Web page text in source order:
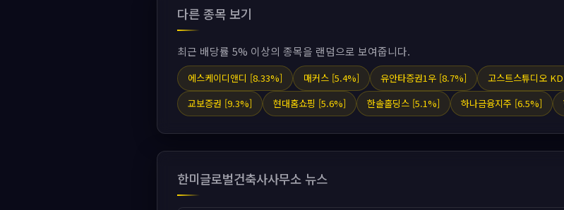
다른 종목 보기
최근 배당률 5% 이상의 종목을 랜덤으로 보여줍니다.
에스케이디앤디 [8.33%] 매커스 [5.4%] 유안타증권1우 [8.7%] 고스트스튜디오
교보증권 [9.3%]
현대홈쇼핑 [5.6%] 한솔홀딩스 [5.1%] 하나금융지주 [6.5%]
한미글로벌건축사사무소 뉴스